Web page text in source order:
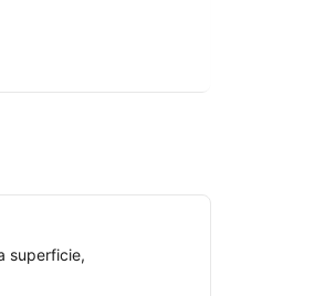
superficie,